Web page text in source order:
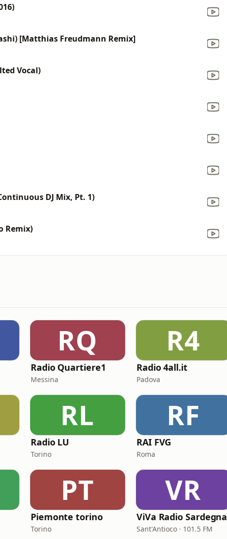
[Matthias Freudmann Remix]
Vocal)
DJ Mix, Pt. 1)
Remix)
RQ
Radio Quartiere1
Messina
R4
Radio 4all.it
Padova
RL
Radio LU
Torino
RF
RAI FVG
Roma
PT
Piemonte torino
Torino
VR
ViVa Radio Sardegna
Sant'Antioco · 101.5 FM